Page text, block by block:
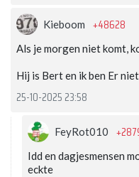
Kieboom +48628
Als je morgen niet komt,
Hij is Bert en ik ben Er niet
25-10-2025 23:58
FeyRot010
Idd en dagjesmensen
eckte